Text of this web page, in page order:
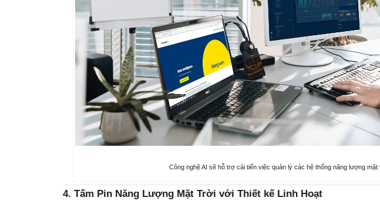
Công nghệ AI sẽ hỗ trợ cải tiến việc quản lý các hệ thống năng lượng mặt
4. Tấm Pin Năng Lượng Mặt Trời với Thiết kế Linh Hoạt